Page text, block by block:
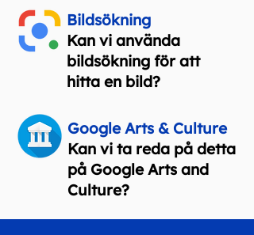
Bildsökning
Kan vi använda
bildsökning för att
hitta en bild?
Google Arts & Culture
Kan vi ta reda på detta
på Google Arts and
Culture?